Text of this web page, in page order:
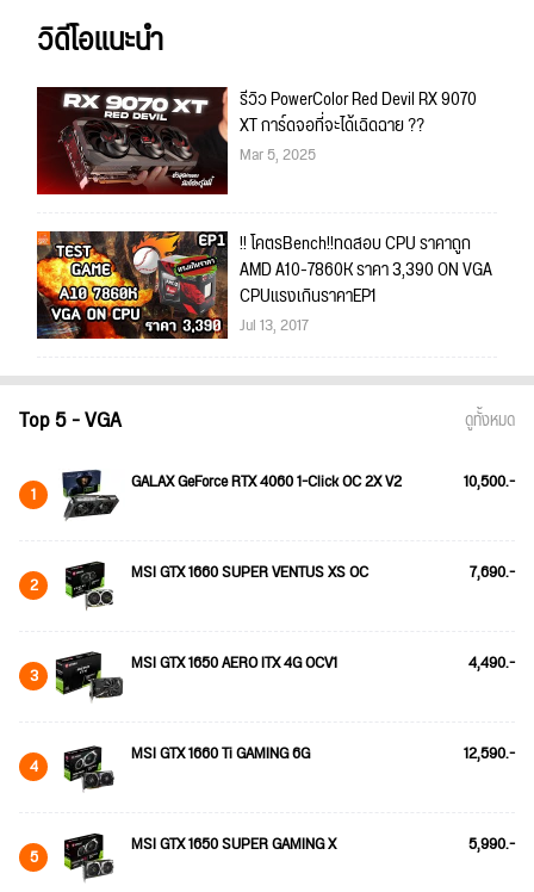
วิดีโอแนะนำ
รีวิว PowerColor Red Devil RX 9070
XT การ์ดจอที่จะได้เฉิดฉาย ??
Mar 5, 2025
!! โคตรBench!!ทดสอบ CPU ราคาถูก
AMD A10-7860K ราคา 3,390 ON VGA
CPUแรงเกินราคาEP1
Jul 13, 2017
Top 5 - VGA ดูทั้งหมด
1 GALAX GeForce RTX 4060 1-Click OC 2X V2 10,500.-
2 MSI GTX 1660 SUPER VENTUS XS OC 7,690.-
3 MSI GTX 1650 AERO ITX 4G OCV1 4,490.-
4 MSI GTX 1660 Ti GAMING 6G 12,590.-
5 MSI GTX 1650 SUPER GAMING X 5,990.-